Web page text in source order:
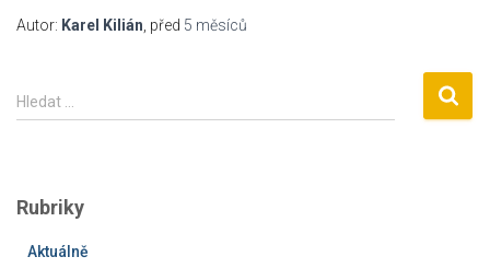
Autor: Karel Kilián , před 5 měsíců
V
y
d
Hledat …
Rubriky
Aktuálně